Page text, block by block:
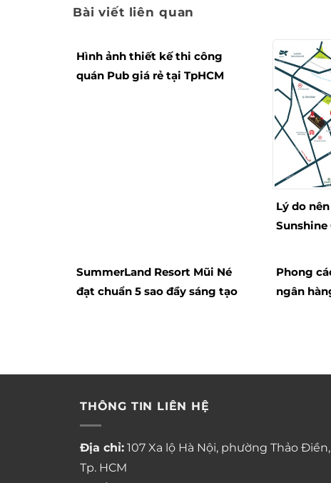
Bài viết liên quan
Hình ảnh thiết kế thi công
quán Pub giá rẻ tại TpHCM
Lý do
SummerLand Resort Mũi Né
đạt chuẩn 5 sao đầy sáng tạo
Phong
ngân
THÔNG TIN LIÊN HỆ
Địa chỉ: 107 Xa lộ Hà Nội, phường Thảo
Tp. HCM